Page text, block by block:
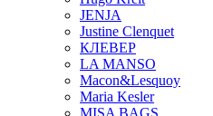
JENJA
Justine Clenquet
КЛЕВЕР
LA MANSO
Macon&Lesquoy
Maria Kesler
MISA BAGS